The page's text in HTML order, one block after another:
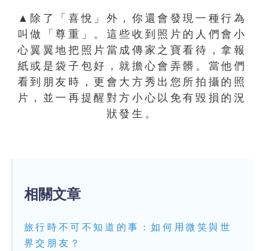
▲除了「喜悅」外，你還會發現一種行為
叫做「尊重」。這些收到照片的人們會小
心翼翼地把照片當成傳家之寶看待，拿報
紙或是袋子包好，就擔心會弄髒。當他們
看到朋友時，更會大方秀出您所拍攝的照
片，並一再提醒對方小心以免有毀損的況
狀發生。
相關文章
旅行時不可不知道的事：如何用微笑與世
界交朋友？